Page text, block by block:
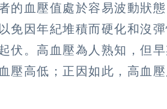
的血壓值處於容易波動狀
免因年紀堆積而硬化和沒
伏。高血壓為人熟知，但
壓高低；正因如此，高血